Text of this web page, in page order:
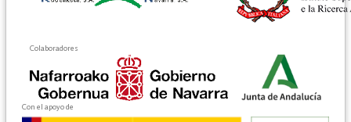
Colaboradores
Con el apoyo de